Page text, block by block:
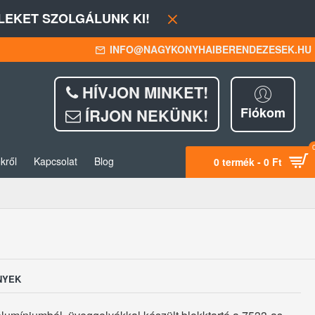
SZOLGÁLUNK KI!
INFO@NAGYKONYHAIBERENDEZESEK.HU
HÍVJON MINKET!
ÍRJON NEKÜNK!
Fiókom
Kapcsolat Blog 0 termék - 0 Ft